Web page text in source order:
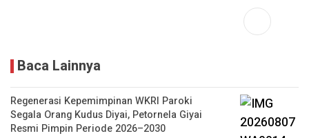
Baca Lainnya
Regenerasi Kepemimpinan WKRI Paroki
Segala Orang Kudus Diyai, Petornela Giyai
Resmi Pimpin Periode 2026–2030